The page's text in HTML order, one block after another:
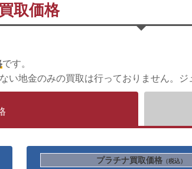
取価格
です。
地金のみの買取は行っておりません。ジ
プラチナ買取価格（税込）